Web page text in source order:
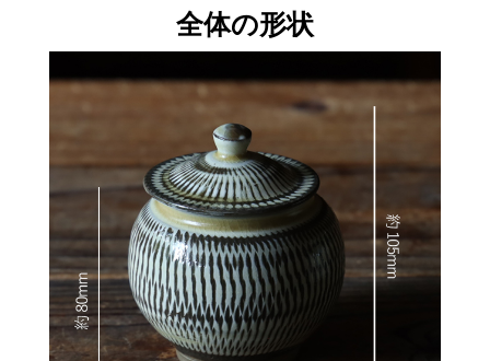
全体の形状